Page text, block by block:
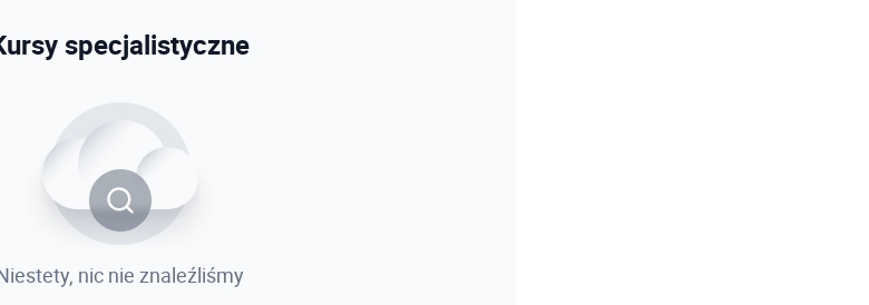
specjalistyczne
nic nie znaleźliśmy